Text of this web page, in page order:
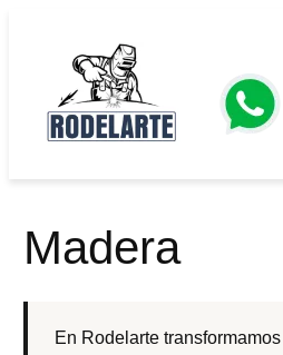
contenido
Madera
En Rodelarte